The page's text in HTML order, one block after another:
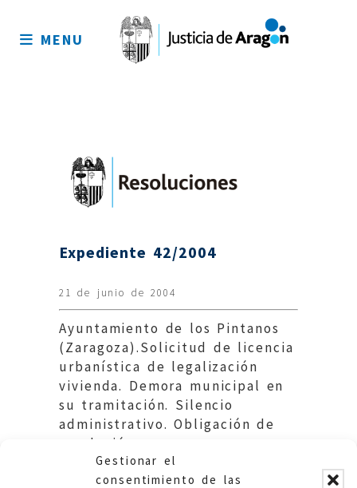
Gestionar el
consentimiento de las
sitio
MENU
Expediente 42/2004
21 de junio de 2004
Ayuntamiento de los Pintanos
(Zaragoza).Solicitud de licencia
urbanística de legalización
vivienda. Demora municipal en
su tramitación. Silencio
administrativo. Obligación de
resolución expresa y
ofrecimiento de recursos.